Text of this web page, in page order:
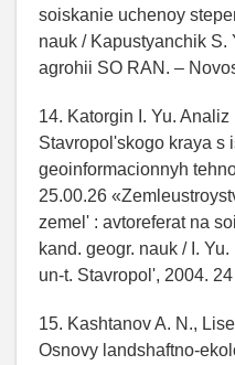
soiskanie uchenoy
nauk / Kapustyanchik S.
agrohii SO RAN. –
14. Katorgin I. Yu.
Stavropol'skogo kraya s
geoinformacionnyh
25.00.26
zemel' : avtoreferat na
kand. geogr. nauk / I.
un-t. Stavropol', 2004. 24
15. Kashtanov A. N.,
Osnovy landshaftno-